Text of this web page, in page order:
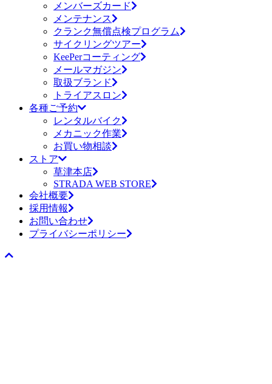
メンバーズカード
メンテナンス
クランク無償点検プログラム
サイクリングツアー
KeePerコーティング
メールマガジン
取扱ブランド
トライアスロン
各種ご予約
レンタルバイク
メカニック作業
お買い物相談
ストア
草津本店
STRADA WEB STORE
会社概要
採用情報
お問い合わせ
プライバシーポリシー